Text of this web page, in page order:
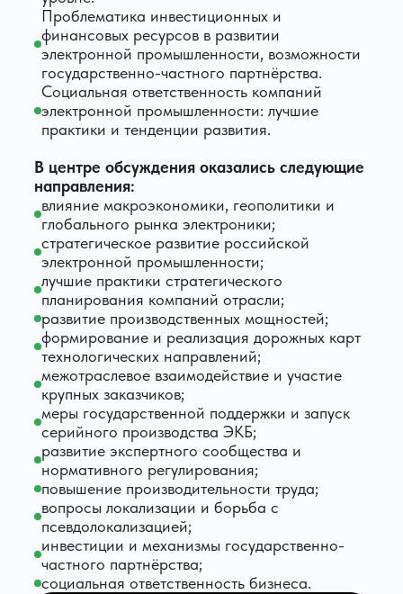
Проблематика инвестиционных и
финансовых ресурсов в развитии
электронной промышленности, возможности
государственно-частного партнёрства.
Социальная ответственность компаний
электронной промышленности: лучшие
практики и тенденции развития.
В центре обсуждения оказались следующие
направления:
влияние макроэкономики, геополитики и
глобального рынка электроники;
стратегическое развитие российской
электронной промышленности;
лучшие практики стратегического
планирования компаний отрасли;
развитие производственных мощностей;
формирование и реализация дорожных карт
технологических направлений;
межотраслевое взаимодействие и участие
крупных заказчиков;
меры государственной поддержки и запуск
серийного производства ЭКБ;
развитие экспертного сообщества и
нормативного регулирования;
повышение производительности труда;
вопросы локализации и борьба с
псевдолокализацией;
инвестиции и механизмы государственно-
частного партнёрства;
социальная ответственность бизнеса.